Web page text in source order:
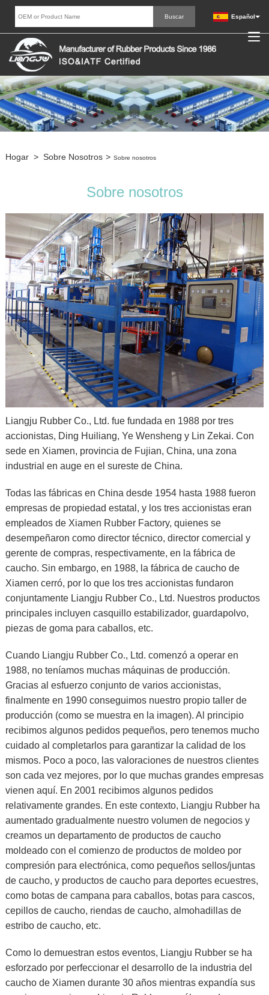
Español
Hogar > Sobre Nosotros > Sobre nosotros
Sobre nosotros
Liangju Rubber Co., Ltd. fue fundada en 1988 por tres
accionistas, Ding Huiliang, Ye Wensheng y Lin Zekai. Con
sede en Xiamen, provincia de Fujian, China, una zona
industrial en auge en el sureste de China.
Todas las fábricas en China desde 1954 hasta 1988 fueron
empresas de propiedad estatal, y los tres accionistas eran
empleados de Xiamen Rubber Factory, quienes se
desempeñaron como director técnico, director comercial y
gerente de compras, respectivamente, en la fábrica de
caucho. Sin embargo, en 1988, la fábrica de caucho de
Xiamen cerró, por lo que los tres accionistas fundaron
conjuntamente Liangju Rubber Co., Ltd. Nuestros productos
principales incluyen casquillo estabilizador, guardapolvo,
piezas de goma para caballos, etc.
Cuando Liangju Rubber Co., Ltd. comenzó a operar en
1988, no teníamos muchas máquinas de producción.
Gracias al esfuerzo conjunto de varios accionistas,
finalmente en 1990 conseguimos nuestro propio taller de
producción (como se muestra en la imagen). Al principio
recibimos algunos pedidos pequeños, pero tenemos mucho
cuidado al completarlos para garantizar la calidad de los
mismos. Poco a poco, las valoraciones de nuestros clientes
son cada vez mejores, por lo que muchas grandes empresas
vienen aquí. En 2001 recibimos algunos pedidos
relativamente grandes. En este contexto, Liangju Rubber ha
aumentado gradualmente nuestro volumen de negocios y
creamos un departamento de productos de caucho
moldeado con el comienzo de productos de moldeo por
compresión para electrónica, como pequeños sellos/juntas
de caucho, y productos de caucho para deportes ecuestres,
como botas de campana para caballos, botas para cascos,
cepillos de caucho, riendas de caucho, almohadillas de
estribo de caucho, etc.
Como lo demuestran estos eventos, Liangju Rubber se ha
esforzado por perfeccionar el desarrollo de la industria del
caucho de Xiamen durante 30 años mientras expandía sus